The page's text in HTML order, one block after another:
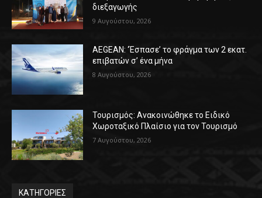
διεξαγωγής
9 Αυγούστου, 2026
AEGEAN: ‘Έσπασε’ το φράγμα των 2 εκατ.
επιβατών σ’ ένα μήνα
8 Αυγούστου, 2026
Τουρισμός: Ανακοινώθηκε το Ειδικό
Χωροταξικό Πλαίσιο για τον Τουρισμό
7 Αυγούστου, 2026
ΚΑΤΗΓΟΡΙΕΣ